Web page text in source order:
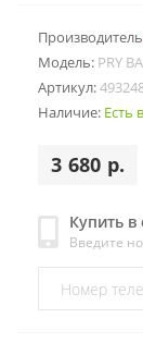
Модель: PRY
Артикул:
Наличие: Есть
3 680 р.
Купить
Введите